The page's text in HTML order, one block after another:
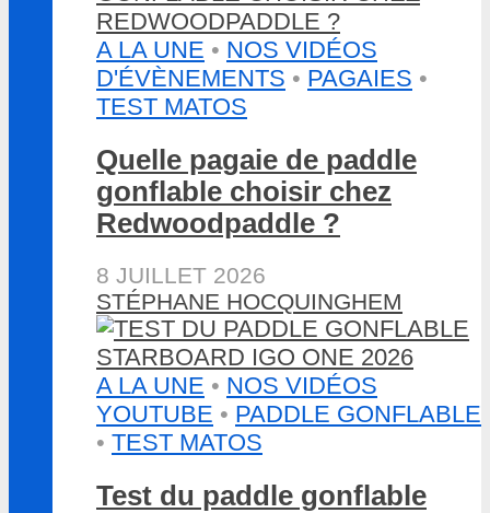
A LA UNE • NOS VIDÉOS
D'ÉVÈNEMENTS • PAGAIES •
TEST MATOS
Quelle pagaie de paddle
gonflable choisir chez
Redwoodpaddle ?
8 JUILLET 2026
STÉPHANE HOCQUINGHEM
A LA UNE • NOS VIDÉOS
YOUTUBE • PADDLE GONFLABLE
• TEST MATOS
Test du paddle gonflable